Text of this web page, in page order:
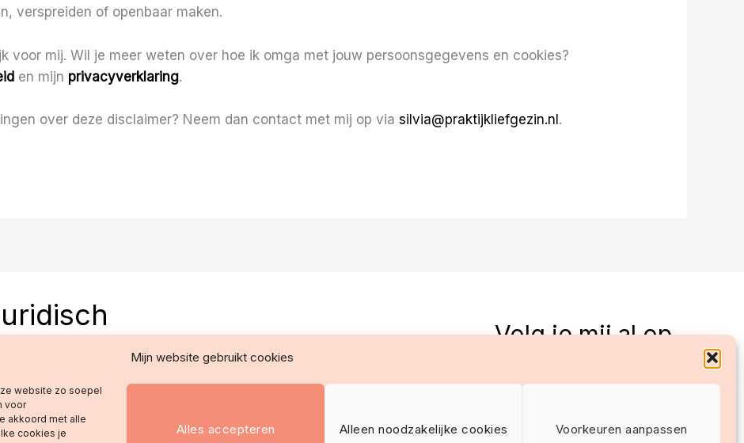
Mijn website gebruikt cookies
website zo soepel
voor
akkoord met alle
cookies je
Alles accepteren Alleen noodzakelijke cookies Voorkeuren aanpassen
verspreiden of openbaar maken.
voor mij. Wil je meer weten over hoe ik omga met jouw persoonsgegevens en cookies?
en mijn privacyverklaring.
over deze disclaimer? Neem dan contact met mij op viasilvia@praktijkliefgezin.nl.
voorwaarden
Volg je mij al op